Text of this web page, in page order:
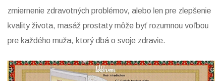
zmiernenie zdravotných problémov, alebo len pre zlepšenie
kvality života, masáž prostaty môže byť rozumnou voľbou
pre každého muža, ktorý dbá o svoje zdravie.